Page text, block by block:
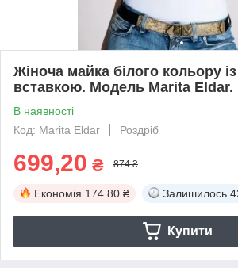
Жіноча майка білого кольору
вставкою. Модель Marita Eldar.
В наявності
Код: Marita Eldar
Роздріб
699,20 ₴ 874 ₴
Економія 174.80 ₴ Залишилось
Купити